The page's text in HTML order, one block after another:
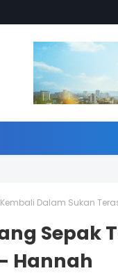
Dalam Sukan
Sepak
Hannah